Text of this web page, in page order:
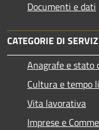
Documenti e dati
CATEGORIE DI
Anagrafe e stato
Cultura e tempo
Vita lavorativa
Imprese e